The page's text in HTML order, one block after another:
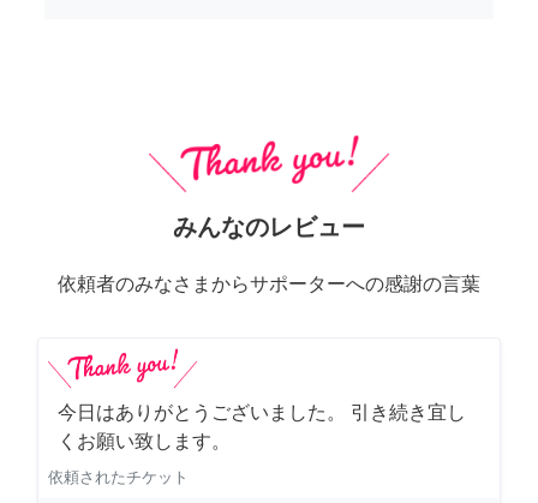
みんなのレビュー
依頼者のみなさまからサポーターへの感謝の言葉
今日はありがとうございました。 引き続き宜し
くお願い致します。
依頼されたチケット